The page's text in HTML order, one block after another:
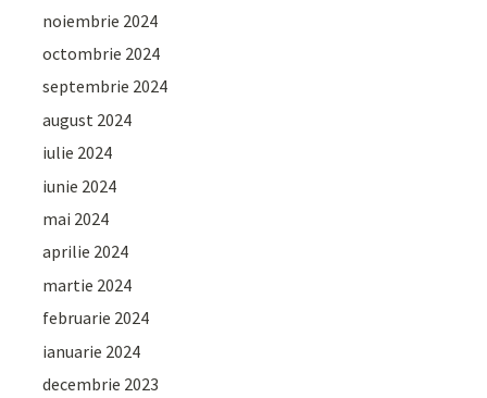
noiembrie 2024
octombrie 2024
septembrie 2024
august 2024
iulie 2024
iunie 2024
mai 2024
aprilie 2024
martie 2024
februarie 2024
ianuarie 2024
decembrie 2023